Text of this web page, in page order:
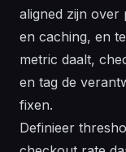
aligned zijn over
en caching, en
metric daalt,
en tag de
fixen.
Definieer